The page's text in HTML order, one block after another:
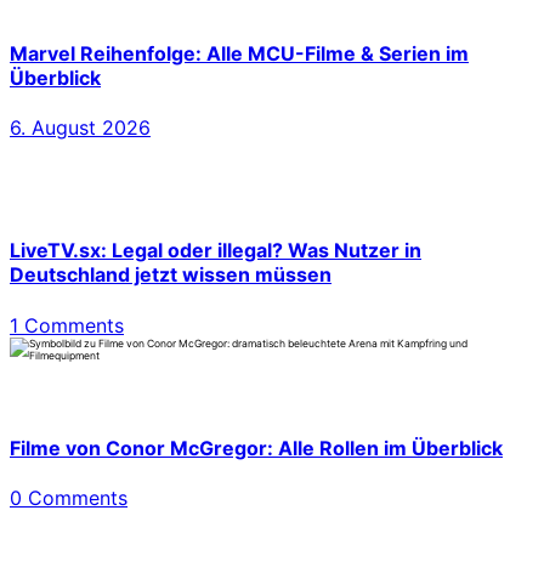
Marvel Reihenfolge: Alle MCU-Filme & Serien im
Überblick
6. August 2026
LiveTV.sx: Legal oder illegal? Was Nutzer in
Deutschland jetzt wissen müssen
1 Comments
Filme von Conor McGregor: Alle Rollen im Überblick
0 Comments